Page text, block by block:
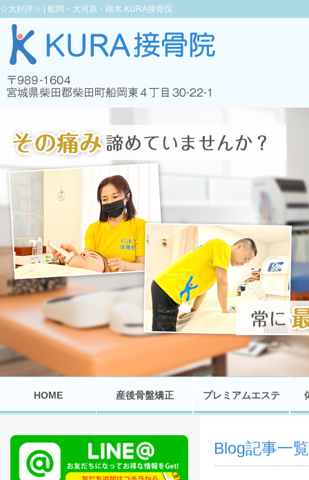
☆大好評☆ | 船岡・大河原・槻木 KURA接骨院
HOME 産後骨盤矯正 プレミアムエステ
Blog記事一覧